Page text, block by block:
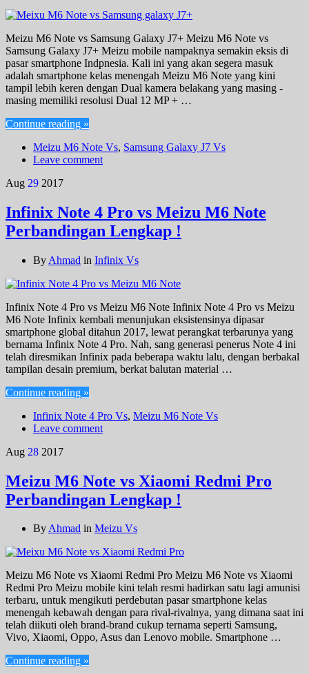
Meizu M6 Note vs Samsung Galaxy J7+ Meizu M6 Note vs
Samsung Galaxy J7+ Meizu mobile nampaknya semakin eksis di
pasar smartphone Indpnesia. Kali ini yang akan segera masuk
adalah smartphone kelas menengah Meizu M6 Note yang kini
tampil lebih keren dengan Dual kamera belakang yang masing -
masing memiliki resolusi Dual 12 MP + …
Continue reading »
Meizu M6 Note Vs, Samsung Galaxy J7 Vs
Leave comment
Aug 29 2017
Infinix Note 4 Pro vs Meizu M6 Note
Perbandingan Lengkap !
By Ahmad in Infinix Vs
Infinix Note 4 Pro vs Meizu M6 Note Infinix Note 4 Pro vs Meizu
M6 Note Infinix kembali menunjukan eksistensinya dipasar
smartphone global ditahun 2017, lewat perangkat terbarunya yang
bernama Infinix Note 4 Pro. Nah, sang generasi penerus Note 4 ini
telah diresmikan Infinix pada beberapa waktu lalu, dengan berbakal
tampilan desain premium, berkat balutan material …
Continue reading »
Infinix Note 4 Pro Vs, Meizu M6 Note Vs
Leave comment
Aug 28 2017
Meizu M6 Note vs Xiaomi Redmi Pro
Perbandingan Lengkap !
ByAhmad in Meizu Vs
Meizu M6 Note vs Xiaomi Redmi Pro Meizu M6 Note vs Xiaomi
Redmi Pro Meizu mobile kini telah resmi hadirkan satu lagi amunisi
terbaru, untuk mengikuti perdebutan pasar smartphone kelas
menengah kebawah dengan para rival-rivalnya, yang dimana saat ini
telah diikuti oleh brand-brand cukup ternama seperti Samsung,
Vivo, Xiaomi, Oppo, Asus dan Lenovo mobile. Smartphone …
Continue reading »